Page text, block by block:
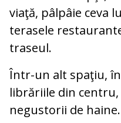
viaţă, pâlpâie ceva
terasele
traseul.
Într-un alt spaţiu,
librăriile din
negustorii de